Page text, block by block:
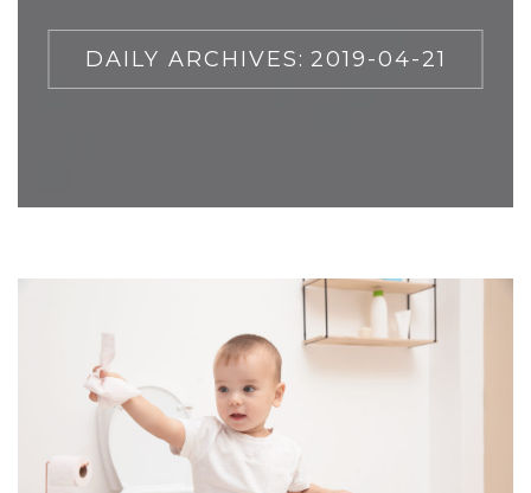
DAILY ARCHIVES: 2019-04-21